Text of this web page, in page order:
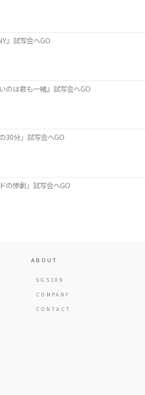
』試写会へGO
のは君も一緒』試写会へGO
30分」試写会へGO
の惨劇」試写会へGO
ABOUT
SGS109
COMPANY
CONTACT